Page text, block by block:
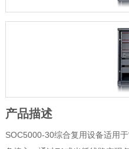
产品描述
SOC5000-30综合复用设备适用